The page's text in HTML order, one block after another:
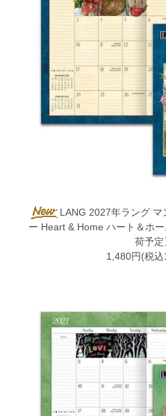
LANG 2027年ラング
ー Heart & Home ハート＆ホ
荷予定
1,480円(税